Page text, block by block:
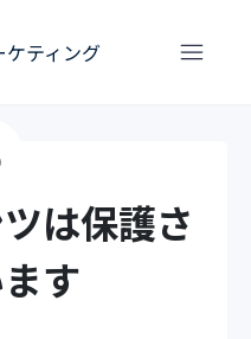
ケティング
は保護さ
す